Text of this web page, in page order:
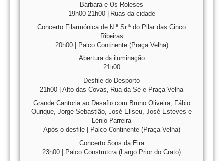
Bárbara e Os Roleses
19h00-21h00 | Ruas da cidade
Concerto Filarmónica de N.ª Sr.ª do Pilar das Cinco
Ribeiras
20h00 | Palco Continente (Praça Velha)
Abertura da iluminação
21h00
Desfile do Desporto
21h00 | Alto das Covas, Rua da Sé e Praça Velha
Grande Cantoria ao Desafio com Bruno Oliveira, Fábio
Ourique, Jorge Sebastião, José Eliseu, José Esteves e
Lénio Parreira
Após o desfile | Palco Continente (Praça Velha)
Concerto Sons da Eira
23h00 | Palco Construtora (Largo Prior do Crato)